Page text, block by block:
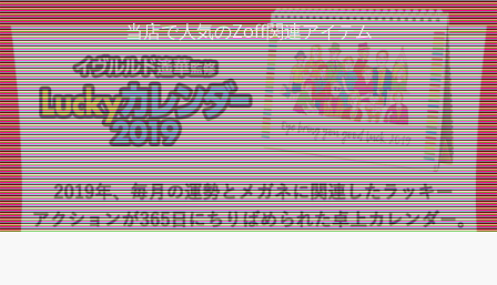
当店で人気のZoff関連アイテム